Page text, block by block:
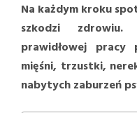
Na każdym kroku
szkodzi
prawidłowej pracy
mięśni, trzustki,
nabytych zaburzeń